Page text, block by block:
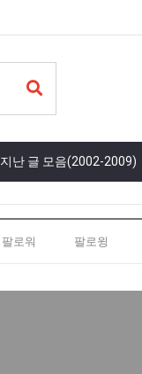
지난 글 모음(2002-2009)
팔로워 팔로윙